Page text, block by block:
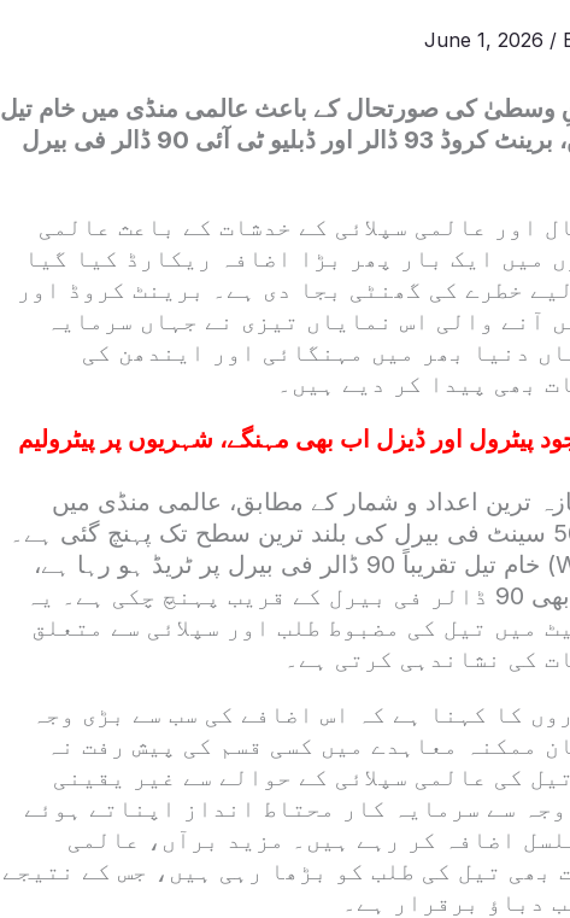
June 1, 2026 /
(1 جون 2026): مشرقِ وسطیٰ کی صورتحال کے باعث عالمی منڈی میں خام تیل
کی قیمتیں آسمان کو چھونے لگیں، برینٹ کروڈ 93 ڈالر اور ڈبلیو ٹی آئی 90 ڈالر فی بیرل
اور عالمی سپلائی کے خدشات کے باعث عالمی
میں ایک بار پھر بڑا اضافہ ریکارڈ کیا گیا
خطرے کی گھنٹی بجا دی ہے۔ برینٹ کروڈ اور
آنے والی اس نمایاں تیزی نے جہاں سرمایہ
دنیا بھر میں مہنگائی اور ایندھن کی
بھی پیدا کر دیے ہیں۔
پیٹرول اور ڈیزل اب بھی مہنگے، شہریوں پر پیٹرولیم
ترین اعداد و شمار کے مطابق، عالمی منڈی میں
برینٹ کروڈ کی قیمت 93 ڈالر 50 سینٹ فی بیرل کی بلند ترین سطح تک پہنچ گئی ہے۔
دوسری جانب، ڈبلیو ٹی آئی (WTI) خام تیل تقریباً 90 ڈالر فی بیرل پر ٹریڈ ہو رہا ہے،
جبکہ مربن خام تیل کی فروخت بھی 90 ڈالر فی بیرل کے قریب پہنچ چکی ہے۔ یہ
میں تیل کی مضبوط طلب اور سپلائی سے متعلق
کی نشاندہی کرتی ہے۔
کا کہنا ہے کہ اس اضافے کی سب سے بڑی وجہ
ممکنہ معاہدے میں کسی قسم کی پیش رفت نہ
کی عالمی سپلائی کے حوالے سے غیر یقینی
سے سرمایہ کار محتاط انداز اپناتے ہوئے
اضافہ کر رہے ہیں۔ مزید برآں، عالمی
بھی تیل کی طلب کو بڑھا رہی ہیں، جس کے نتیجے
دباؤ برقرار ہے۔